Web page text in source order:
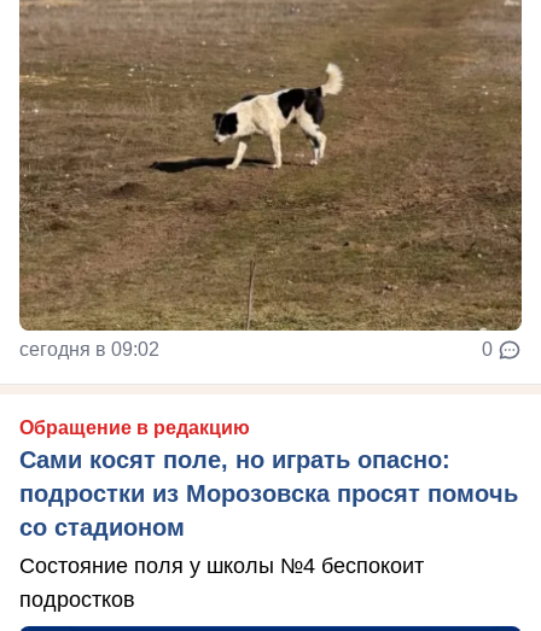
сегодня в 09:02 0
Обращение в редакцию
Сами косят поле, но играть опасно:
подростки из Морозовска просят помочь
со стадионом
Состояние поля у школы №4 беспокоит
подростков